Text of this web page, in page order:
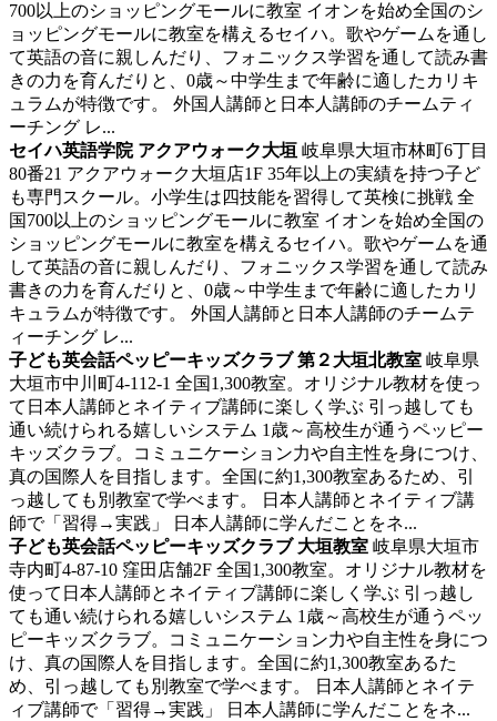
700以上のショッピングモールに教室 イオンを始め全国のシ
ョッピングモールに教室を構えるセイハ。歌やゲームを通し
て英語の音に親しんだり、フォニックス学習を通して読み書
きの力を育んだりと、0歳～中学生まで年齢に適したカリキ
ュラムが特徴です。 外国人講師と日本人講師のチームティ
ーチング レ...
セイハ英語学院 アクアウォーク大垣 岐阜県大垣市林町6丁目
80番21 アクアウォーク大垣店1F 35年以上の実績を持つ子ど
も専門スクール。小学生は四技能を習得して英検に挑戦 全
国700以上のショッピングモールに教室 イオンを始め全国の
ショッピングモールに教室を構えるセイハ。歌やゲームを通
して英語の音に親しんだり、フォニックス学習を通して読み
書きの力を育んだりと、0歳～中学生まで年齢に適したカリ
キュラムが特徴です。 外国人講師と日本人講師のチームテ
ィーチング レ...
子ども英会話ペッピーキッズクラブ 第２大垣北教室 岐阜県
大垣市中川町4-112-1 全国1,300教室。オリジナル教材を使っ
て日本人講師とネイティブ講師に楽しく学ぶ 引っ越しても
通い続けられる嬉しいシステム 1歳～高校生が通うペッピー
キッズクラブ。コミュニケーション力や自主性を身につけ、
真の国際人を目指します。全国に約1,300教室あるため、引
っ越しても別教室で学べます。 日本人講師とネイティブ講
師で「習得→実践」 日本人講師に学んだことをネ...
子ども英会話ペッピーキッズクラブ 大垣教室 岐阜県大垣市
寺内町4-87-10 窪田店舗2F 全国1,300教室。オリジナル教材を
使って日本人講師とネイティブ講師に楽しく学ぶ 引っ越し
ても通い続けられる嬉しいシステム 1歳～高校生が通うペッ
ピーキッズクラブ。コミュニケーション力や自主性を身につ
け、真の国際人を目指します。全国に約1,300教室あるた
め、引っ越しても別教室で学べます。 日本人講師とネイテ
ィブ講師で「習得→実践」 日本人講師に学んだことをネ...